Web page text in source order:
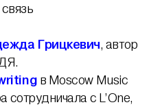
Грицкевич, автор
в Moscow Music
сотрудничала с L’One,